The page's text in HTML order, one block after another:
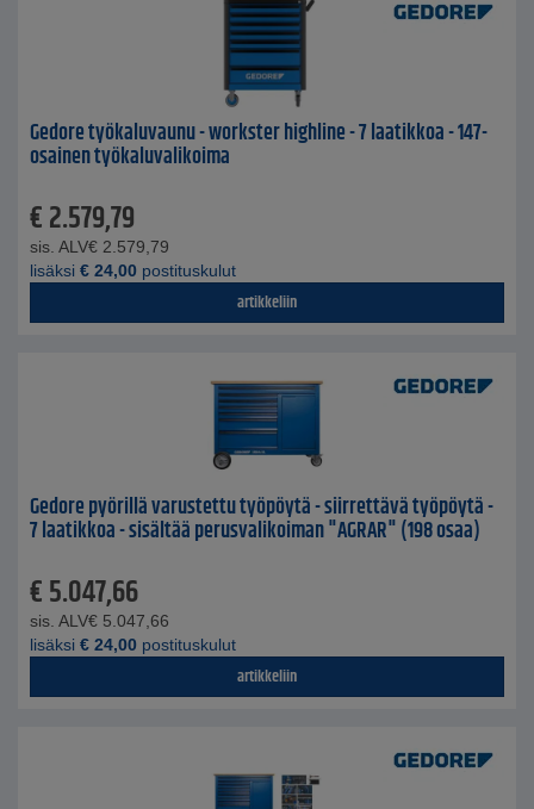
Gedore työkaluvaunu - workster highline - 7 laatikkoa - 147-
osainen työkaluvalikoima
€2.579,79
sis. ALV€ 2.579,79
lisäksi € 24,00 postituskulut
artikkeliin
Gedore pyörillä varustettu työpöytä - siirrettävä työpöytä -
7 laatikkoa - sisältää perusvalikoiman "AGRAR" (198 osaa)
€5.047,66
sis. ALV€ 5.047,66
lisäksi € 24,00 postituskulut
artikkeliin